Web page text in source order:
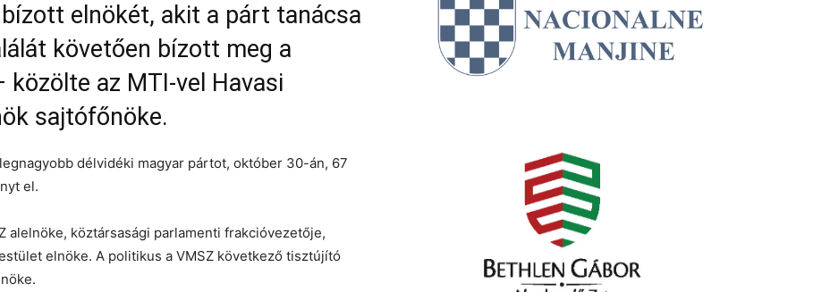
elnökét, akit a párt tanácsa
követően bízott meg a
közölte az MTI-vel Havasi
sajtófőnöke.
délvidéki magyar pártot, október 30-án, 67
el.
alelnöke, köztársasági parlamenti frakcióvezetője,
elnöke. A politikus a VMSZ következő tisztújító